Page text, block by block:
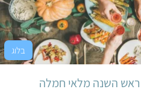
ראש השנה מלאי חמלה